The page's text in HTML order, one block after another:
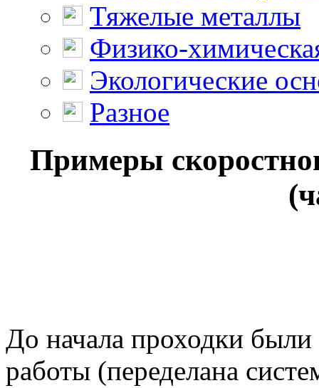
Тяжелые металлы
Физико-
Экологические
Разное
Примеры
До начала проходки
работы (переделана